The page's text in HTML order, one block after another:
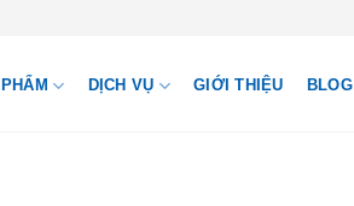
DỊCH VỤ GIỚI THIỆU BLOG